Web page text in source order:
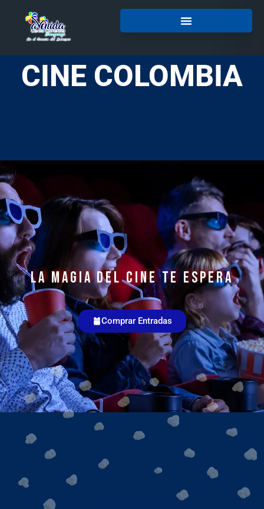
CINE COLOMBIA
La magia del cine te espera
Comprar Entradas